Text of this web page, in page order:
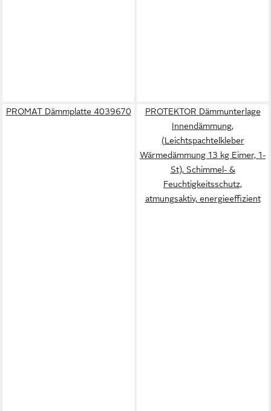
PROMAT Dämmplatte 4039670
PROTEKTOR Dämmunterlage
Innendämmung,
(Leichtspachtelkleber
Wärmedämmung 13 kg Eimer, 1-
St), Schimmel- &
Feuchtigkeitsschutz,
atmungsaktiv, energieeffizient